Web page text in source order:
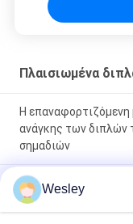
Πλαισιωμένα
Η
ανάγκης των διπλών
σημαδιών
110V / 220V η διπλή
εξεταστικό
διατηρείται
Wesley